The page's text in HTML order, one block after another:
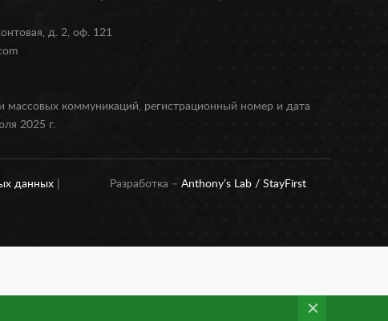
д. 2, оф. 121
массовых коммуникаций, регистрационный номер и дата
2025 г.
данных Разработка – Anthony’s Lab / StayFirst